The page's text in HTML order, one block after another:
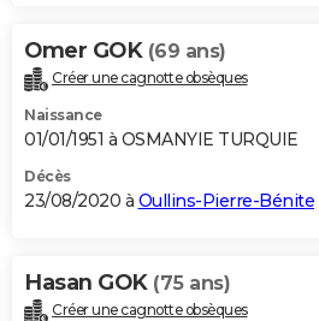
Omer GOK (69 ans)
Créer une cagnotte obsèques
Naissance
01/01/1951 à OSMANYIE TURQUIE
Décès
23/08/2020 à Oullins-Pierre-Bénite
Hasan GOK (75 ans)
Créer une cagnotte obsèques